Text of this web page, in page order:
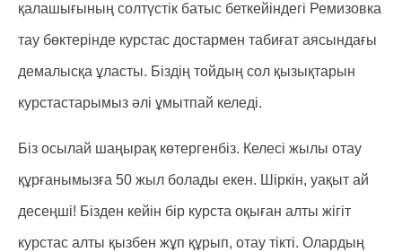
қалашығының солтүстік батыс беткейіндегі Ремизовка
тау бөктерінде курстас достармен табиғат аясындағы
демалысқа ұласты. Біздің тойдың сол қызықтарын
курстастарымыз әлі ұмытпай келеді.
Біз осылай шаңырақ көтергенбіз. Келесі жылы отау
құрғанымызға 50 жыл болады екен. Шіркін, уақыт ай
десеңші! Бізден кейін бір курста оқыған алты жігіт
курстас алты қызбен жұп құрып, отау тікті. Олардың